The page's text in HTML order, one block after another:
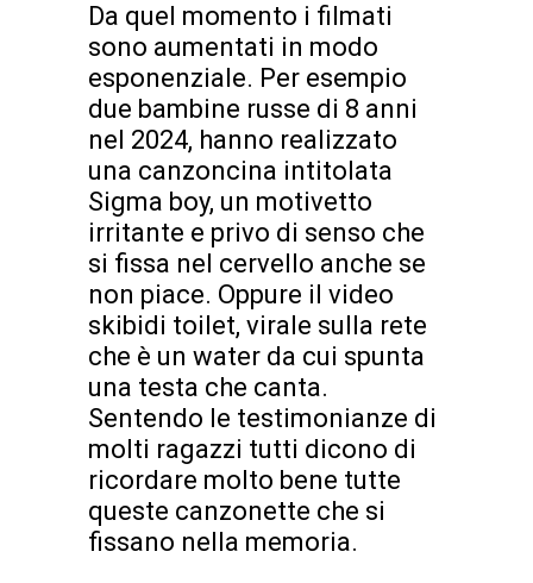
Da quel momento i filmati
sono aumentati in modo
esponenziale. Per esempio
due bambine russe di 8 anni
nel 2024, hanno realizzato
una canzoncina intitolata
Sigma boy, un motivetto
irritante e privo di senso che
si fissa nel cervello anche se
non piace. Oppure il video
skibidi toilet, virale sulla rete
che è un water da cui spunta
una testa che canta.
Sentendo le testimonianze di
molti ragazzi tutti dicono di
ricordare molto bene tutte
queste canzonette che si
fissano nella memoria.